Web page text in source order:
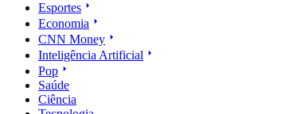
Esportes
Economia
CNN Money
Inteligência Artificial
Pop
Saúde
Ciência